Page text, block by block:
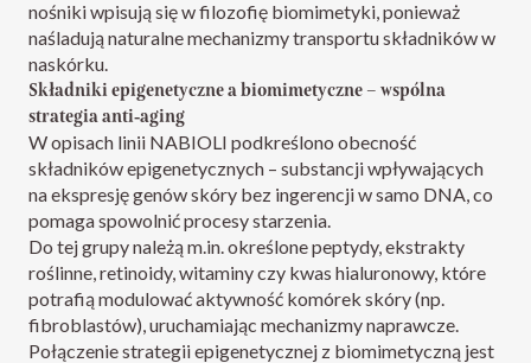
nośniki wpisują się w filozofię biomimetyki, ponieważ
naśladują naturalne mechanizmy transportu składników w
naskórku.​
Składniki epigenetyczne a biomimetyczne – wspólna
strategia anti‑aging
W opisach linii NABIOLI podkreślono obecność
składników epigenetycznych – substancji wpływających
na ekspresję genów skóry bez ingerencji w samo DNA, co
pomaga spowolnić procesy starzenia.​
Do tej grupy należą m.in. określone peptydy, ekstrakty
roślinne, retinoidy, witaminy czy kwas hialuronowy, które
potrafią modulować aktywność komórek skóry (np.
fibroblastów), uruchamiając mechanizmy naprawcze.​
Połączenie strategii epigenetycznej z biomimetyczną jest